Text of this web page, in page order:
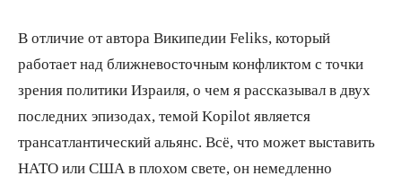
В отличие от автора Википедии Feliks, который
работает над ближневосточным конфликтом с точки
зрения политики Израиля, о чем я рассказывал в двух
последних эпизодах, темой Kopilot является
трансатлантический альянс. Всё, что может выставить
НАТО или США в плохом свете, он немедленно